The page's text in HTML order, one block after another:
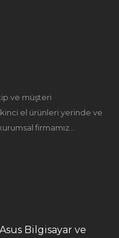
ve müşteri
el ürünleri yerinde ve
firmamız...
Bilgisayar ve